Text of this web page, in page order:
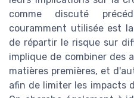
comme discuté
couramment utilisée est
de répartir le risque sur
implique de combiner des
matières premières, et
afin de limiter les impacts